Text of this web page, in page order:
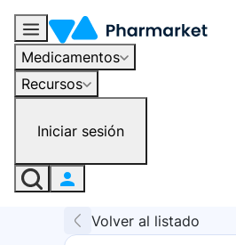
Medicamentos
Recursos
Iniciar sesión
Volver al listado